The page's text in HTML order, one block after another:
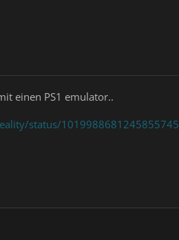
einen PS1 emulator..
status/1019988681245855745